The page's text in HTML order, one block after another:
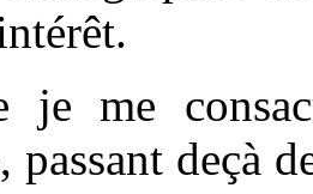
je me
passant deçà